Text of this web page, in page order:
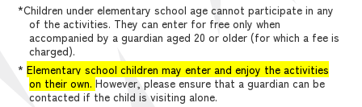
*Children under elementary school age cannot participate in any
of the activities. They can enter for free only when
accompanied by a guardian aged 20 or older (for which a fee is
charged).
*Elementary school children may enter and enjoy the activities
on their own. However, please ensure that a guardian can be
contacted if the child is visiting alone.